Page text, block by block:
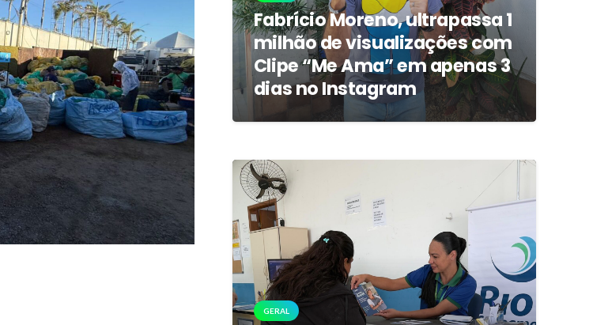
Fabrício Moreno, ultrapassa 1
milhão de visualizações com
Clipe “Me Ama” em apenas 3
dias no Instagram
GERAL